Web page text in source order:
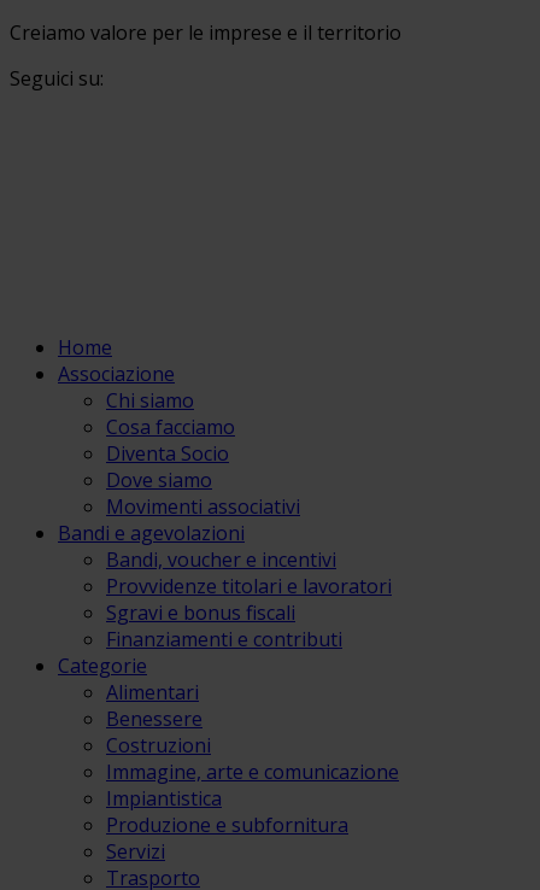
Creiamo valore per le imprese e il territorio
Seguici su:
Home
Associazione
Chi siamo
Cosa facciamo
Diventa Socio
Dove siamo
Movimenti associativi
Bandi e agevolazioni
Bandi, voucher e incentivi
Provvidenze titolari e lavoratori
Sgravi e bonus fiscali
Finanziamenti e contributi
Categorie
Alimentari
Benessere
Costruzioni
Immagine, arte e comunicazione
Impiantistica
Produzione e subfornitura
Servizi
Trasporto